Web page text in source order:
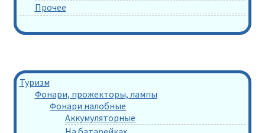
Прочее
Туризм
Фонари, прожекторы, лампы
Фонари налобные
Аккумуляторные